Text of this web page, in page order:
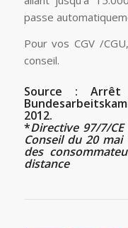
passe
Pour vos CGV /
conseil.
Source :
2012.
*Directive 97/7/
Conseil du 20
des
distance